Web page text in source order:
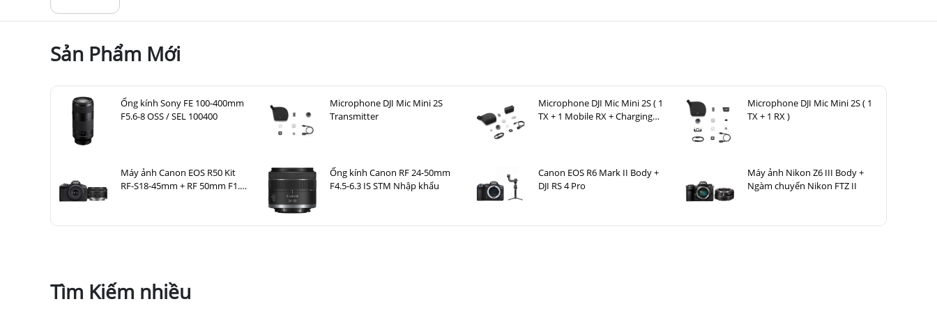
2. Thiết Kế và Cảm Giác Cầm Nắm Của Fujifilm X-T50
Sản Phẩm Mới
Ống kính Sony FE 100-400mm
F5.6-8 OSS / SEL 100400
Microphone DJI Mic Mini 2S
Transmitter
Microphone DJI Mic Mini 2S ( 1
TX + 1 Mobile RX + Charging
Microphone DJI Mic Mini 2S ( 1
TX + 1 RX )
Máy ảnh Canon EOS R50 Kit
RF-S18-45mm + RF 50mm F1.8
Ống kính Canon RF 24-50mm
F4.5-6.3 IS STM Nhập khẩu
Canon EOS R6 Mark II Body +
DJI RS 4 Pro
Máy ảnh Nikon Z6 III Body +
Ngàm chuyển Nikon FTZ II
Tìm Kiếm nhiều